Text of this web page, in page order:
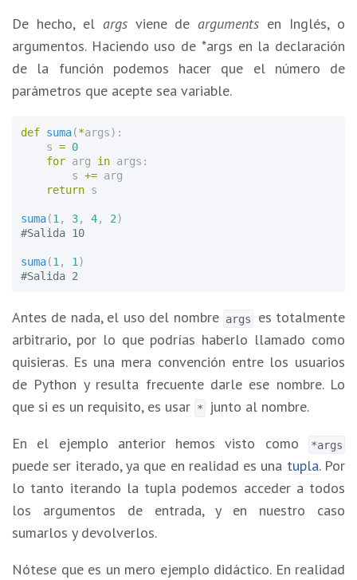
De hecho, el argsviene dearguments en Inglés, o
argumentos. Haciendo uso de *args en la declaración
de la función podemos hacer que el número de
parámetros que acepte sea variable.
def suma(*args):
s = 0
for arg in args :
s += arg
return s
suma(1 , 3, 4, 2)
suma(1 , 1 )
Antes de nada, el uso del nombre args
es totalmente
arbitrario, por lo que podrías haberlo llamado como
quisieras. Es una mera convención entre los usuarios
de Python y resulta frecuente darle ese nombre. Lo
que si es un requisito, es usar *
junto al nombre.
En el ejemplo anterior hemos visto como
*args
puede ser iterado, ya que en realidad es una tupla. Por
lo tanto iterando la tupla podemos acceder a todos
los argumentos de entrada, y en nuestro caso
sumarlos y devolverlos.
Nótese que es un mero ejemplo didáctico. En realidad